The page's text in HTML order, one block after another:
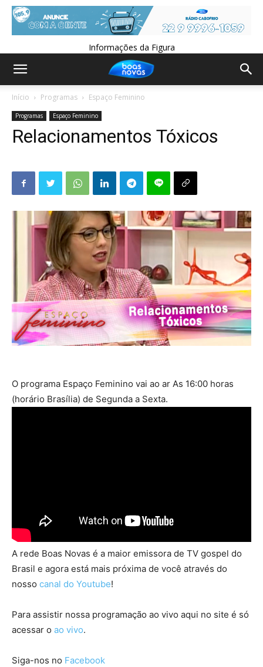
Informações da Figura
Início Programas Espaço Feminino
Programas Espaço Feminino
Relacionamentos Tóxicos
O programa Espaço Feminino vai ao ar As 16:00 horas
(horário Brasília) de Segunda a Sexta.
A rede Boas Novas é a maior emissora de TV gospel do
Brasil e agora está mais próxima de você através do
nosso canal do Youtube!
Para assistir nossa programação ao vivo aqui no site é só
acessar o ao vivo.
Siga-nos no Facebook